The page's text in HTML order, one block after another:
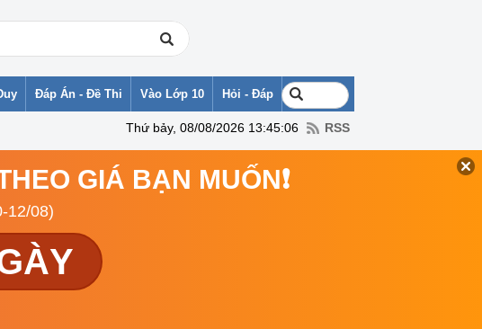
Đáp Án - Đề Thi Vào Lớp 10 Hỏi - Đáp
Thứ bảy, 08/08/2026 13:45:06 RSS
GIÁ BẠN MUỐN❗
12/08)